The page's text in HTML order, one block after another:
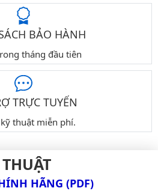
BẢO HÀNH
tháng đầu tiên
TRỰC TUYẾN
thuật miễn phí.
HÃNG (PDF)